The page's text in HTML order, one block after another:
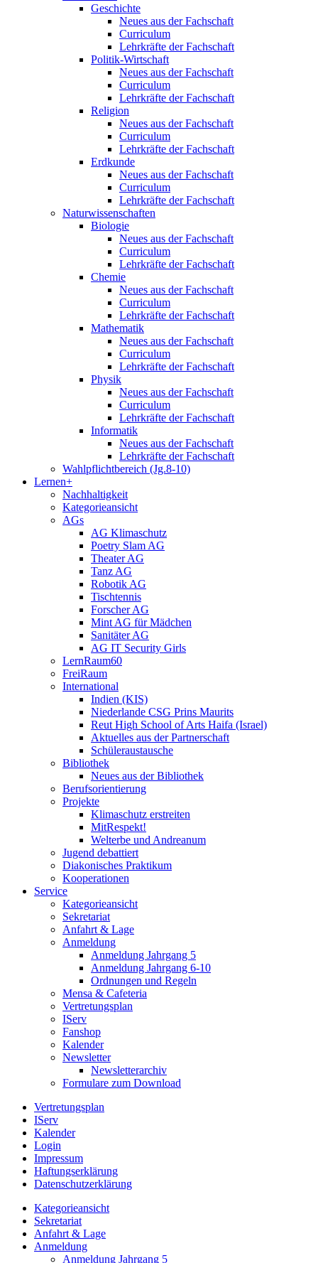
Geschichte
Neues aus der Fachschaft
Curriculum
Lehrkräfte der Fachschaft
Politik-Wirtschaft
Neues aus der Fachschaft
Curriculum
Lehrkräfte der Fachschaft
Religion
Neues aus der Fachschaft
Curriculum
Lehrkräfte der Fachschaft
Erdkunde
Neues aus der Fachschaft
Curriculum
Lehrkräfte der Fachschaft
Naturwissenschaften
Biologie
Neues aus der Fachschaft
Curriculum
Lehrkräfte der Fachschaft
Chemie
Neues aus der Fachschaft
Curriculum
Lehrkräfte der Fachschaft
Mathematik
Neues aus der Fachschaft
Curriculum
Lehrkräfte der Fachschaft
Physik
Neues aus der Fachschaft
Curriculum
Lehrkräfte der Fachschaft
Informatik
Neues aus der Fachschaft
Lehrkräfte der Fachschaft
Wahlpflichtbereich (Jg.8-10)
Lernen+
Nachhaltigkeit
Kategorieansicht
AGs
AG Klimaschutz
Poetry Slam AG
Theater AG
Tanz AG
Robotik AG
Tischtennis
Forscher AG
Mint AG für Mädchen
Sanitäter AG
AG IT Security Girls
LernRaum60
FreiRaum
International
Indien (KIS)
Niederlande CSG Prins Maurits
Reut High School of Arts Haifa (Israel)
Aktuelles aus der Partnerschaft
Schüleraustausche
Bibliothek
Neues aus der Bibliothek
Berufsorientierung
Projekte
Klimaschutz erstreiten
MitRespekt!
Welterbe und Andreanum
Jugend debattiert
Diakonisches Praktikum
Kooperationen
Service
Kategorieansicht
Sekretariat
Anfahrt & Lage
Anmeldung
Anmeldung Jahrgang 5
Anmeldung Jahrgang 6-10
Ordnungen und Regeln
Mensa & Cafeteria
Vertretungsplan
IServ
Fanshop
Kalender
Newsletter
Newsletterarchiv
Formulare zum Download
Vertretungsplan
IServ
Kalender
Login
Impressum
Haftungserklärung
Datenschutzerklärung
Kategorieansicht
Sekretariat
Anfahrt & Lage
Anmeldung
Anmeldung Jahrgang 5